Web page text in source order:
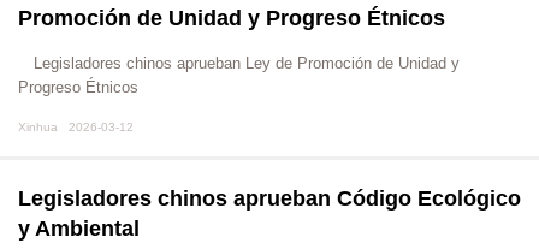
Promoción de Unidad y Progreso Étnicos
Legisladores chinos aprueban Ley de Promoción de Unidad y
Progreso Étnicos
Xinhua 2026-03-12
Legisladores chinos aprueban Código Ecológico
y Ambiental